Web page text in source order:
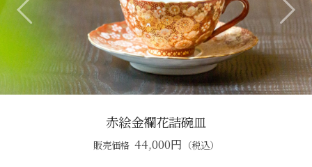
赤絵金襴花詰碗皿
販売価格 44,000円 （税込）